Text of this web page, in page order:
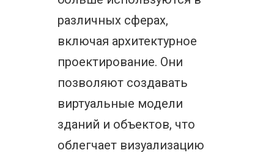
различных сферах,
включая архитектурное
проектирование. Они
позволяют создавать
виртуальные модели
зданий и объектов, что
облегчает визуализацию